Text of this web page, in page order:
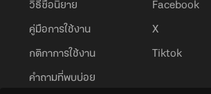
วิธีซื้อนิยาย
คู่มือการใช้งาน
กติกาการใช้งาน
คำถามที่พบบ่อย
Facebook
X
Tiktok